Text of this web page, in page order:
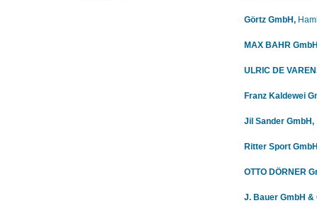
Görtz GmbH,
MAX BAHR
ULRIC DE
Franz Kaldewei
Jil Sander GmbH,
Ritter Sport
OTTO DÖRNER
J. Bauer GmbH &